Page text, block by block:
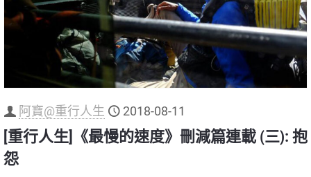
阿寶@重行人生 2018-08-11
[重行人生]《最慢的速度》刪減篇連載 (三): 抱
怨